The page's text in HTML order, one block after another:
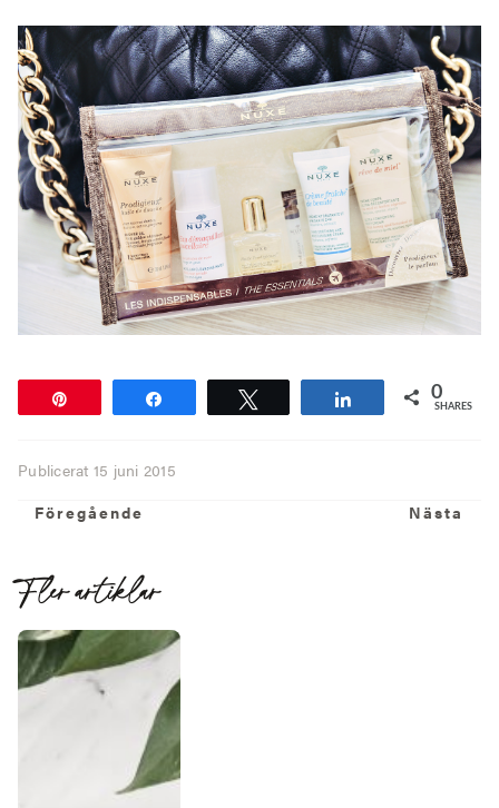
Share 0
SHARES
Publicerat 15 juni 2015
Föregående
Föregående Nästa
Fler artiklar